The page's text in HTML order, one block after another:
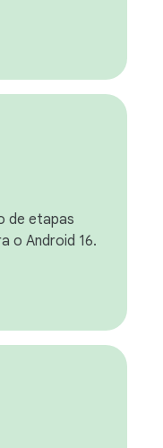
de etapas
o Android 16.